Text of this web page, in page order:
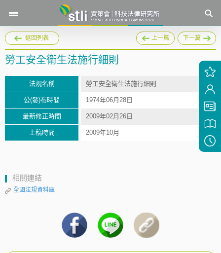
返回列表 上一篇 下一篇
勞工安全衛生法施行細則
法規名稱 勞工安全衛生法施行細則
公(發)布時間 1974年06月28日
最新修正時間 2009年02月26日
上稿時間 2009年10月
相關連結
全國法規資料庫